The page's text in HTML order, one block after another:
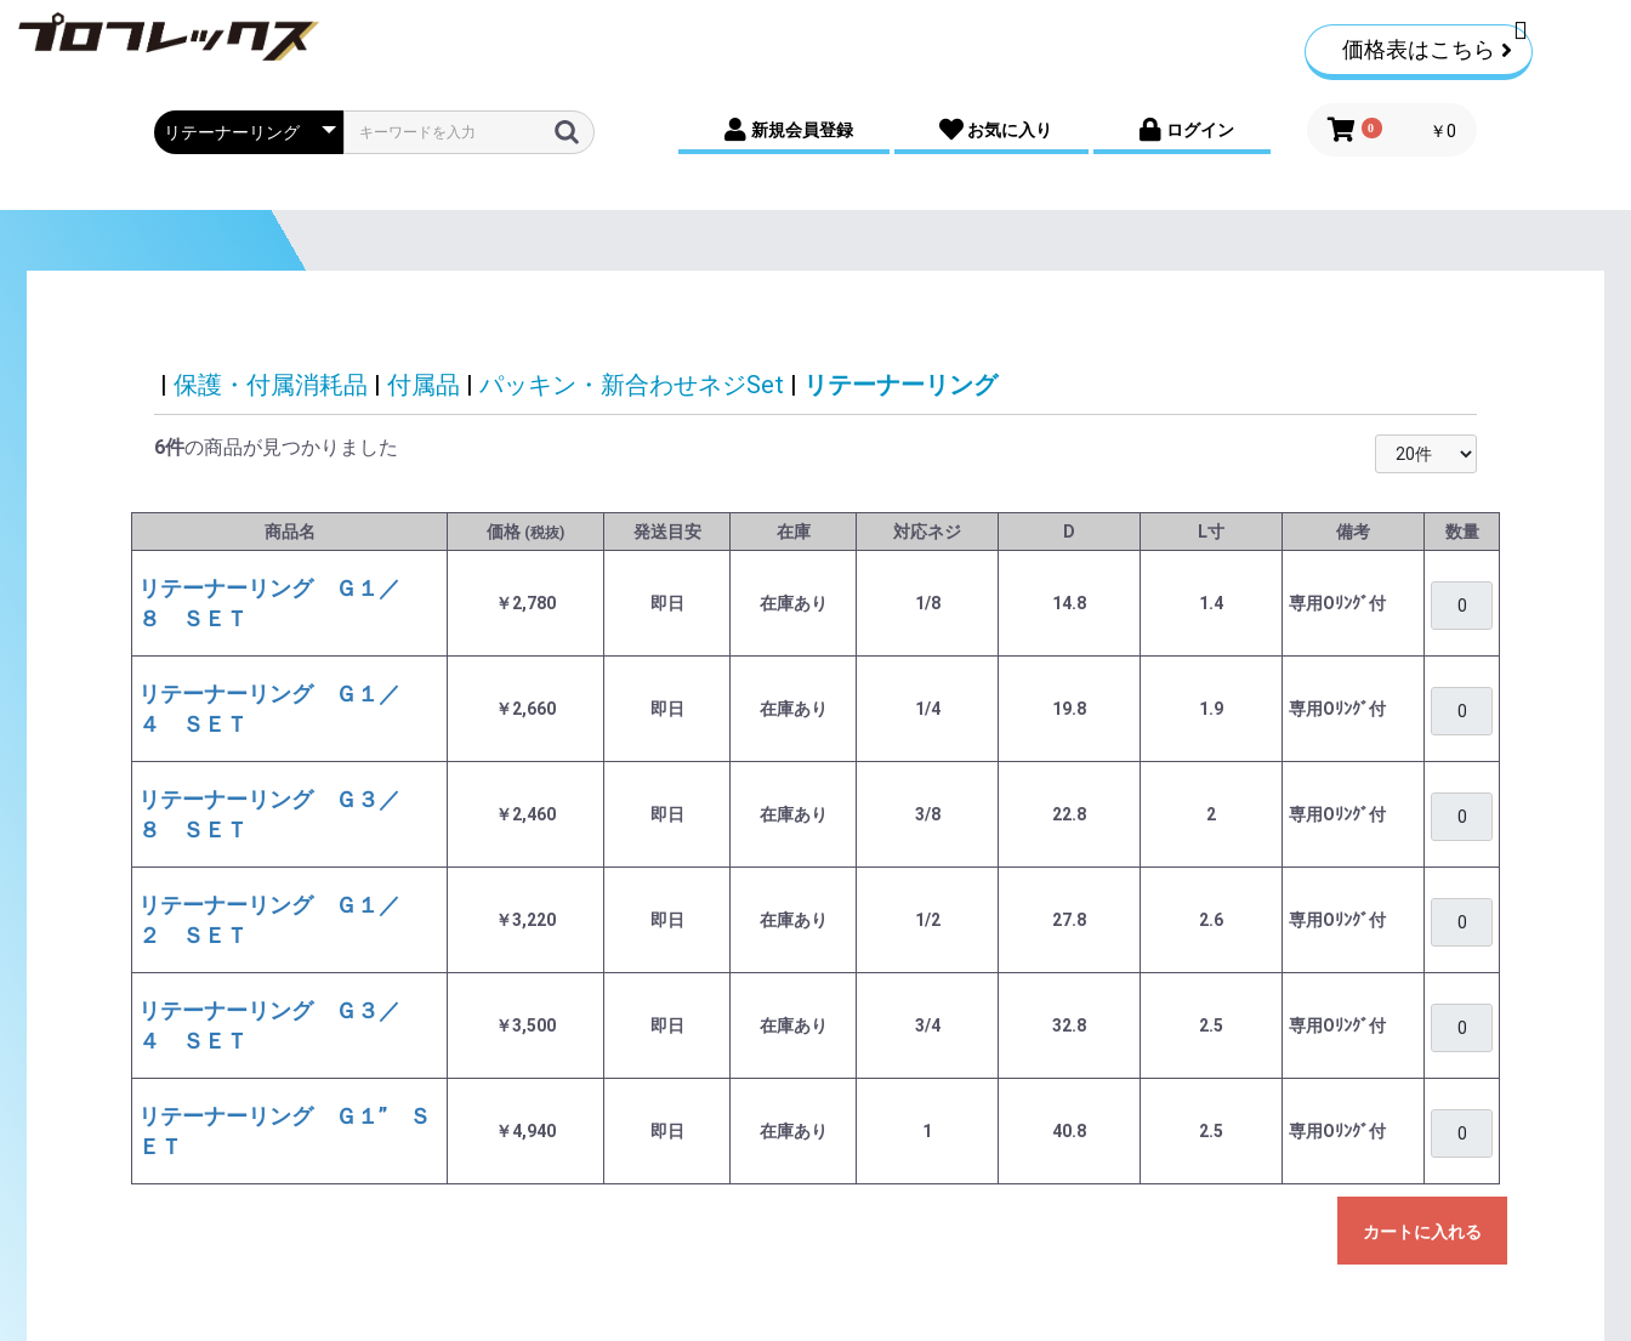
価格表はこちら
新規会員登録 お気に入り ログイン 0 ￥0
| 保護・付属消耗品 | 付属品 | パッキン・新合わせネジSet | リテーナーリング
6件の商品が見つかりました
商品名 価格 (税抜) 発送目安 在庫 対応ネジ D L寸 備考 数量
リテーナーリング Ｇ１／
８ ＳＥＴ
￥2,780 即日 在庫あり 1/8 14.8 1.4 専用Oﾘﾝｸﾞ付
リテーナーリング Ｇ１／
４ ＳＥＴ
￥2,660 即日 在庫あり 1/4 19.8 1.9 専用Oﾘﾝｸﾞ付
リテーナーリング Ｇ３／
８ ＳＥＴ
￥2,460 即日 在庫あり 3/8 22.8 2 専用Oﾘﾝｸﾞ付
リテーナーリング Ｇ１／
２ ＳＥＴ
￥3,220 即日 在庫あり 1/2 27.8 2.6 専用Oﾘﾝｸﾞ付
リテーナーリング Ｇ３／
４ ＳＥＴ
￥3,500 即日 在庫あり 3/4 32.8 2.5 専用Oﾘﾝｸﾞ付
リテーナーリング Ｇ１” Ｓ
ＥＴ
￥4,940 即日 在庫あり 1 40.8 2.5 専用Oﾘﾝｸﾞ付
カートに入れる